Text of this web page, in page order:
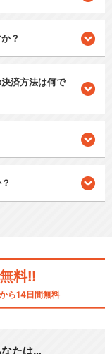
？
済方法は何で
料!!
ら14日間無料
たは…